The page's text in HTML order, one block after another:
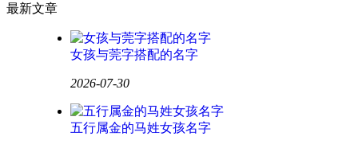
最新文章
女孩与莞字搭配的名字
2026-07-30
五行属金的马姓女孩名字